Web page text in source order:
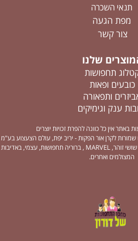
תנאי השכרה
מפת הגעה
צור קשר
שלנו
תחפושות
כובעים ופאות
ותפאורה
ענק וגימיקים
באתר אין כל כוונה להפרת זכויות יוצרים
שמורות לקרן אור הפקות - יריב יפת, עולם הצעצוע בע"מ
-ענת עיצובים - תחפושות וחיוכים , שושי זוהר, MARVEL , ברוריה תחפושות, עצמי, באדיבות
המצולמים ואחרים.